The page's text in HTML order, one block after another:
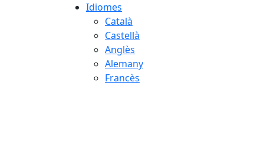
Idiomes
Català
Castellà
Anglès
Alemany
Francès